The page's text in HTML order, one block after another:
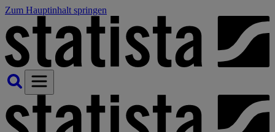
Zum Hauptinhalt springen